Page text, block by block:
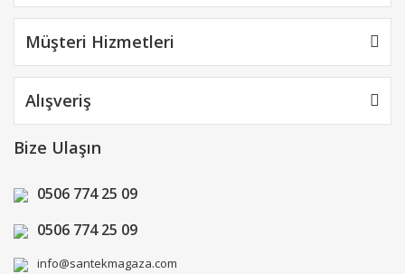
Müşteri Hizmetleri
Alışveriş
Bize Ulaşın
0506 774 25 09
0506 774 25 09
info@santekmagaza.com